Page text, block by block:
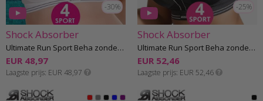
-30%
Shock Absorber
Ultimate Run Sport Beha zonder beugel E-I cup
EUR 48,97
Laagste prijs EUR 48,97
-25%
Shock Absorber
Ultimate Run Sport Beha zonder beugel E-I cup
EUR 52,46
Laagste prijs EUR 52,46